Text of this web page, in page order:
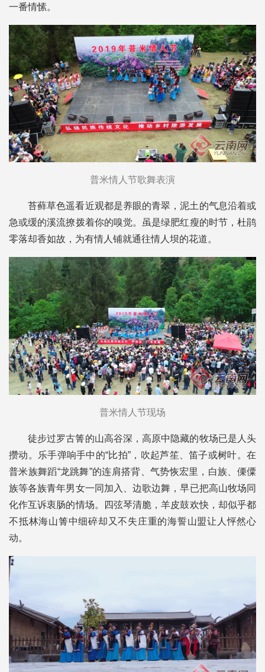
一番情愫。
普米情人节歌舞表演
苔藓草色遥看近观都是养眼的青翠，泥土的气息沿着或
急或缓的溪流撩拨着你的嗅觉。虽是绿肥红瘦的时节，杜鹃
零落却香如故，为有情人铺就通往情人坝的花道。
普米情人节现场
徒步过罗古箐的山高谷深，高原中隐藏的牧场已是人头
攒动。乐手弹响手中的“比拍”，吹起芦笙、笛子或树叶。在
普米族舞蹈“龙跳舞”的连肩搭背、气势恢宏里，白族、傈僳
族等各族青年男女一同加入、边歌边舞，早已把高山牧场同
化作互诉衷肠的情场。四弦琴清脆，羊皮鼓欢快，却似乎都
不抵林海山箐中细碎却又不失庄重的海誓山盟让人怦然心
动。